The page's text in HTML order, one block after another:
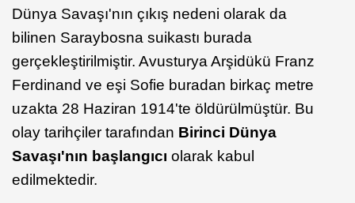
Dünya Savaşı'nın çıkış nedeni olarak da
bilinen Saraybosna suikastı burada
gerçekleştirilmiştir. Avusturya Arşidükü Franz
Ferdinand ve eşi Sofie buradan birkaç metre
uzakta 28 Haziran 1914'te öldürülmüştür. Bu
olay tarihçiler tarafından Birinci Dünya
Savaşı'nın başlangıcı olarak kabul
edilmektedir.